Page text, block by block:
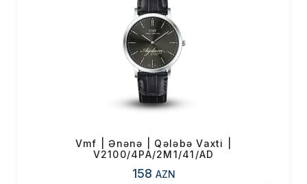
Vmf | Ənənə | Qələbə Vaxti |
V2100/4PA/2M1/41/AD
158 AZN